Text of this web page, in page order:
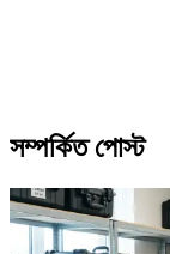
সম্পর্কিত পোস্ট